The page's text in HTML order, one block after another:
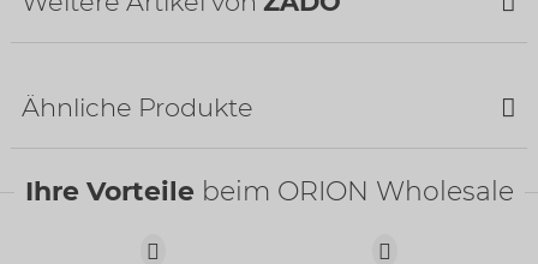
Ähnliche Produkte
Ihre Vorteile beim ORION Wholesale